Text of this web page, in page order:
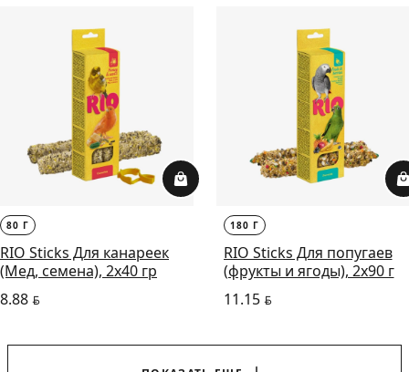
80 Г
RIO Sticks Для канареек
(Мед, семена), 2х40 гр
8.88 BYN
180 Г
RIO Sticks Для попугаев
(фрукты и ягоды), 2х90 г
11.15BYN